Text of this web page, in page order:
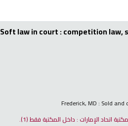
Soft law in court : competition law,
Frederick, MD : Sold
مكتبة اتحاد الإمارات : داخل المكتبة فقط(1).